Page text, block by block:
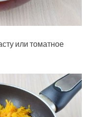
или томатное